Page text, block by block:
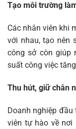
Tạo môi trường
Các nhân viên khi
với nhau, tạo nên
công sở còn giúp
suất công việc
Thu hút, giữ chân
Doanh nghiệp
viên tự hào về nơi